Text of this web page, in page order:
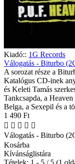
Kiadó:: 1G Records
Válogatás - Biturbo
A sorozat része a
Katalógus CD-inek
és Keleti Tamás
Tankcsapda, a
Belga, a Sexepil és a
1 490 Ft
Válogatás - Biturbo
Kosárba
Kívánságlistára
Tételek: 1 - 5 / 5 (1